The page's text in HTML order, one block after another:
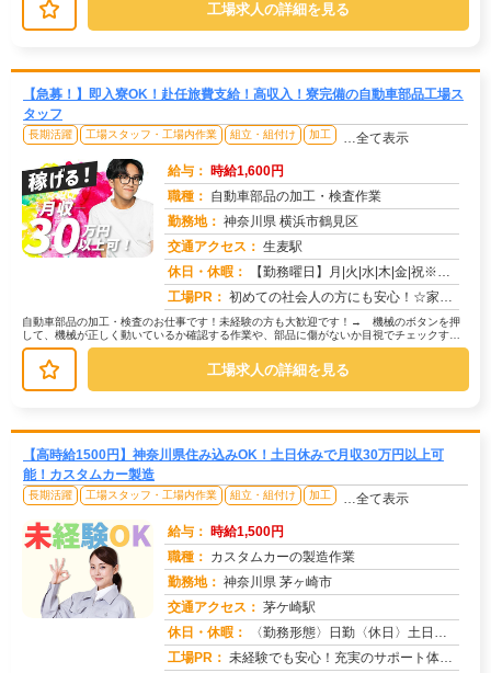
工場求人の詳細を見る
【急募！】即入寮OK！赴任旅費支給！高収入！寮完備の自動車部品工場ス
タッフ
長期活躍 工場スタッフ・工場内作業 組立・組付け 加工 …全て表示
給与： 時給1,600円
職種： 自動車部品の加工・検査作業
勤務地： 神奈川県 横浜市鶴見区
交通アクセス： 生麦駅
休日・休暇：
【勤務曜日】月|火|水|木|金|祝※配属部署によっては、4勤2休の可能性もあり。【休日・休暇】土・日（会社カレンダ...
工場PR： 初めての社会人の方にも安心！☆家具付き寮で初期費用0円！鞄一つでOK！→ すぐに生活を始められます。☆専属スタッフ...
自動車部品の加工・検査のお仕事です！未経験の方も大歓迎です！→ 機械のボタンを押
して、機械が正しく動いているか確認する作業や、部品に傷がないか目視でチェックする
作業が中心です。→ 具体的には… ...
工場求人の詳細を見る
【高時給1500円】神奈川県住み込みOK！土日休みで月収30万円以上可
能！カスタムカー製造
長期活躍 工場スタッフ・工場内作業 組立・組付け 加工 …全て表示
給与： 時給1,500円
職種： カスタムカーの製造作業
勤務地： 神奈川県 茅ヶ崎市
交通アクセス： 茅ケ崎駅
休日・休暇：
〈勤務形態〉日勤〈休日〉土日★ＧＷ★夏季休暇★冬季休暇★年末年始
工場PR： 未経験でも安心！充実のサポート体制で新しい一歩を踏み出せます！→ 応募から最短翌日勤務開始！スピーディーな就業が可...